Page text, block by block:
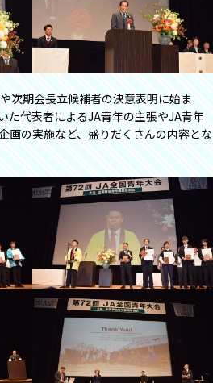
次期会長立候補者の決意表明に始ま
た代表者によるJA青年の主張やJA青年
画の実施など、盛りだくさんの内容とな